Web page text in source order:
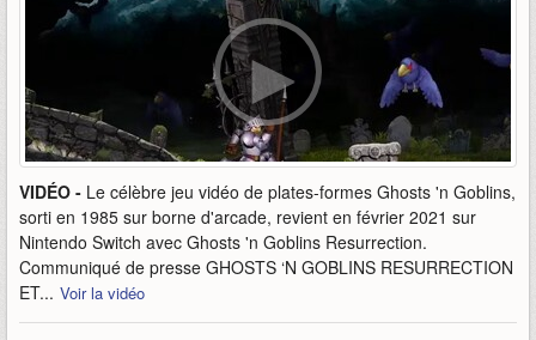
VIDÉO - Le célèbre jeu vidéo de plates-formes Ghosts 'n Goblins,
sorti en 1985 sur borne d'arcade, revient en février 2021 sur
Nintendo Switch avec Ghosts 'n Goblins Resurrection.
Communiqué de presse GHOSTS ‘N GOBLINS RESURRECTION
ET... Voir la vidéo